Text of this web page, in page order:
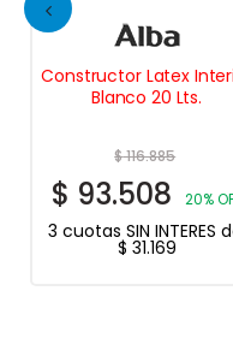
Constructor Latex
Blanco 20 Lts.
$116.885
$ 93.508 20%
3 cuotas SIN INTERES
$ 31.169